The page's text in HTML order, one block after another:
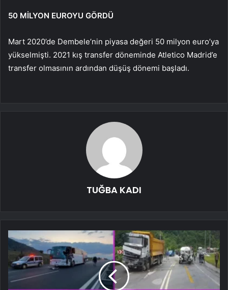
50 MİLYON EUROYU GÖRDÜ
Mart 2020’de Dembele’nin piyasa değeri 50 milyon euro’ya
yükselmişti. 2021 kış transfer döneminde Atletico Madrid’e
transfer olmasının ardından düşüş dönemi başladı.
TUĞBA KADI